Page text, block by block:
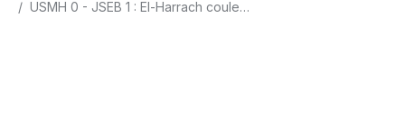
USMH 0 - JSEB 1 : El-Harrach coule…